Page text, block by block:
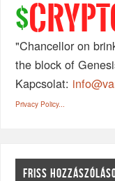
$
"Chancellor on
the block of
Kapcsolat:
Privacy Policy...
FRISS